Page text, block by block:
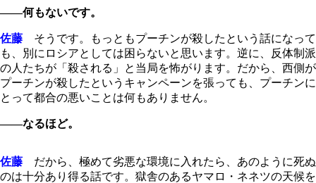
――何もないです。
佐藤 そうです。もっともプーチンが殺したという話になって
も、別にロシアとしては困らないと思います。逆に、反体制派
の人たちが「殺される」と当局を怖がります。だから、西側が
プーチンが殺したというキャンペーンを張っても、プーチンに
とって都合の悪いことは何もありません。
――なるほど。
佐藤 だから、極めて劣悪な環境に入れたら、あのように死ぬ
のは十分あり得る話です。獄舎のあるヤマロ・ネネツの天候を